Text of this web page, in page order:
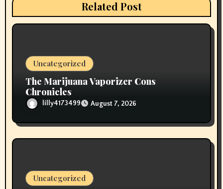
o
n
Related Post
Uncategorized
The Marijuana Vaporizer Cons
Chronicles
lilly4173499 August 7, 2026
Uncategorized